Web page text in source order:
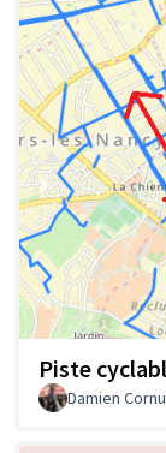
Piste
Damien Cornu